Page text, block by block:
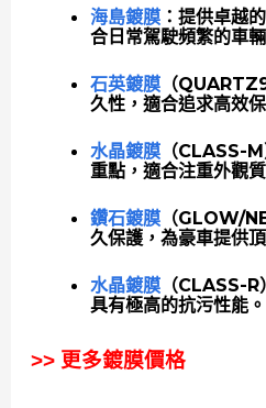
海島鍍膜：提供卓越
合日常駕駛頻繁的車輛
石英鍍膜（
久性，適合追求高效
水晶鍍膜（CLASS-M
重點，適合注重外觀
鑽石鍍膜（GLOW/
久保護，為豪車提供
水晶鍍膜（CLASS-R
具有極高的抗污性能。
>> 更多鍍膜價格